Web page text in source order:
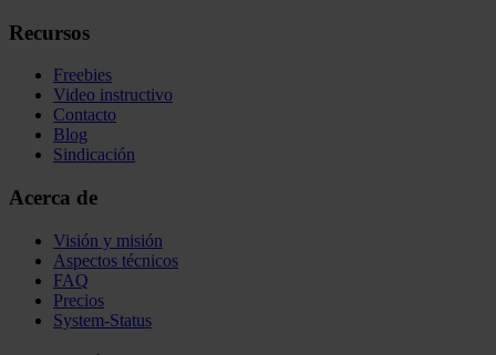
Recursos
Freebies
Video instructivo
Contacto
Blog
Sindicación
Acerca de
Visión y misión
Aspectos técnicos
FAQ
Precios
System-Status